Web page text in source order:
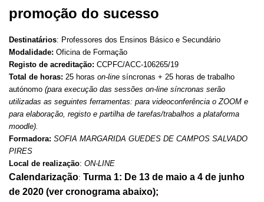
promoção do sucesso
Destinatários: Professores dos Ensinos Básico e Secundário
Modalidade: Oficina de Formação
Registo de acreditação: CCPFC/ACC-106265/19
Total de horas: 25 horas on-line síncronas + 25 horas de trabalho
autónomo (para execução das sessões on-line síncronas serão
utilizadas as seguintes ferramentas: para videoconferência o ZOOM e
para elaboração, registo e partilha de tarefas/trabalhos a plataforma
moodle).
Formadora: SOFIA MARGARIDA GUEDES DE CAMPOS SALVADO
PIRES
Local de realização: ON-LINE
Calendarização: Turma 1: De 13 de maio a 4 de junho
de 2020 (ver cronograma abaixo);